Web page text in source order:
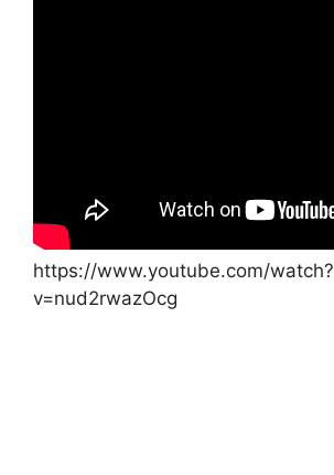
https://www.youtube.com/watch?
v=nud2rwazOcg